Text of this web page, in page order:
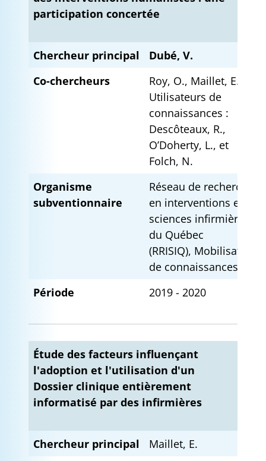
participation concertée
Chercheur principal
Dubé, V.
Co-chercheurs
Roy, O., Maillet, E.
Utilisateurs de
connaissances :
Descôteaux, R.,
O’Doherty, L., et
Folch, N.
Organisme
subventionnaire
Réseau de recherche
en interventions en
sciences infirmières
du Québec
(RRISIQ), Mobilisation
de connaissances
Période
2019 - 2020
Étude des facteurs influençant
l'adoption et l'utilisation d'un
Dossier clinique entièrement
informatisé par des infirmières
Chercheur principal
Maillet, E.